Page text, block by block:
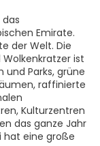
Emirate.
der Welt. Die
ist
Parks, grüne
raffinierte
Kulturzentren
das ganze Jahr
hat eine große